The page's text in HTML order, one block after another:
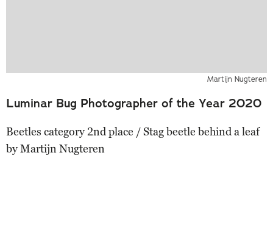
Martijn Nugteren
Luminar Bug Photographer of the Year 2020
Beetles category 2nd place / Stag beetle behind a leaf
by Martijn Nugteren